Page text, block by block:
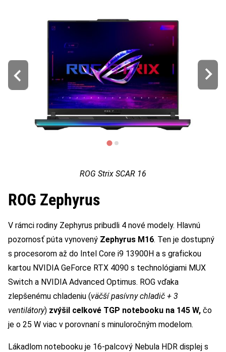
ROG Strix SCAR 16
ROG Zephyrus
V rámci rodiny Zephyrus pribudli 4 nové modely. Hlavnú
pozornosť púta vynovený Zephyrus M16. Ten je dostupný
s procesorom až do Intel Core i9 13900H a s grafickou
kartou NVIDIA GeForce RTX 4090 s technológiami MUX
Switch a NVIDIA Advanced Optimus. ROG vďaka
zlepšenému chladeniu (väčší pasívny chladič + 3
ventilátory) zvýšil celkové TGP notebooku na 145 W, čo
je o 25 W viac v porovnaní s minuloročným modelom.
Lákadlom notebooku je 16-palcový Nebula HDR displej s